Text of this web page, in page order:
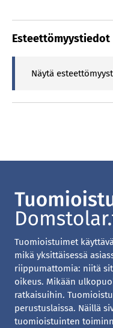
Esteettömyystiedot
Näytä
Tuomioistuimet
mikä yksittäisessä
riippumattomia: niitä
oikeus. Mikään
ratkaisuihin.
perustuslaissa. Näillä
tuomioistuinten